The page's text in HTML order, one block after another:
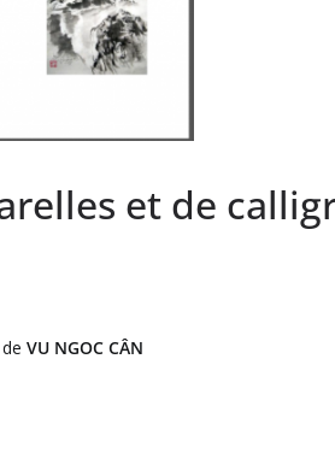
et de
VU NGOC CÂN